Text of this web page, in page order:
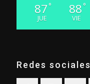
87 °
JUE
88 °
VIE
Redes sociales